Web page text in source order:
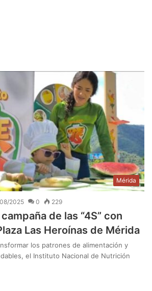
Mérida
2025 0 229
de las “4S” con
Las Heroínas de Mérida
los patrones de alimentación y
el Instituto Nacional de Nutrición